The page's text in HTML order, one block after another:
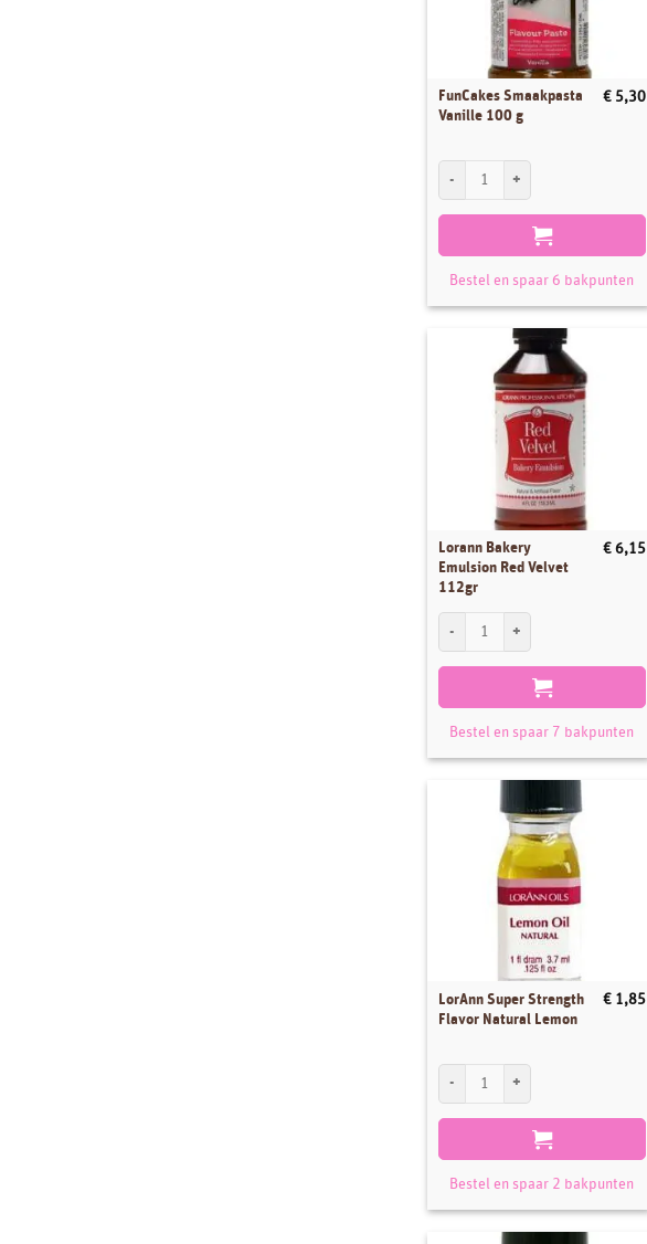
FunCakes Smaakpasta
Vanille 100 g
€5,30
Bestel en spaar 6 bakpunten
Lorann Bakery
Emulsion Red Velvet
112gr
€6,15
Bestel en spaar 7 bakpunten
LorAnn Super Strength
Flavor Natural Lemon
€1,85
Bestel en spaar 2 bakpunten